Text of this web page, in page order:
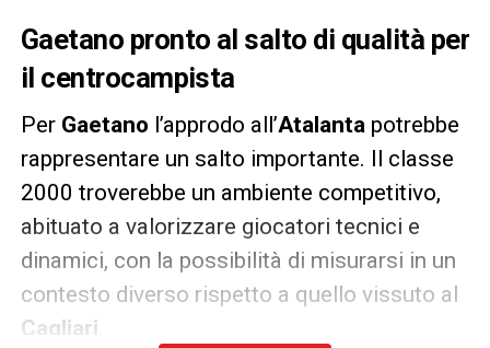
Gaetano pronto al salto di qualità per
il centrocampista
Per Gaetano l’approdo all’Atalanta potrebbe
rappresentare un salto importante. Il classe
2000 troverebbe un ambiente competitivo,
abituato a valorizzare giocatori tecnici e
dinamici, con la possibilità di misurarsi in un
contesto diverso rispetto a quello vissuto al
Cagliari